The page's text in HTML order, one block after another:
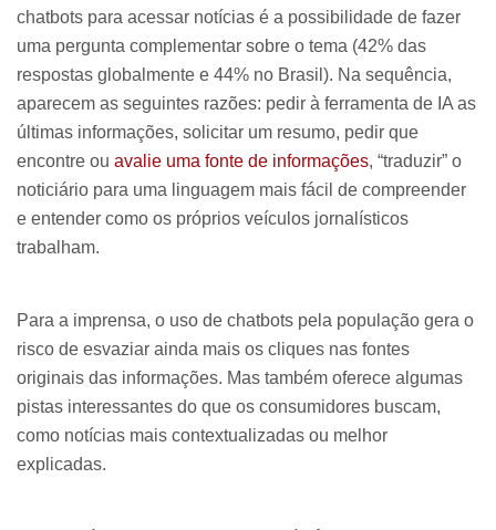
chatbots para acessar notícias é a possibilidade de fazer
uma pergunta complementar sobre o tema (42% das
respostas globalmente e 44% no Brasil). Na sequência,
aparecem as seguintes razões: pedir à ferramenta de IA as
últimas informações, solicitar um resumo, pedir que
encontre ou avalie uma fonte de informações, “traduzir” o
noticiário para uma linguagem mais fácil de compreender
e entender como os próprios veículos jornalísticos
trabalham.
Para a imprensa, o uso de chatbots pela população gera o
risco de esvaziar ainda mais os cliques nas fontes
originais das informações. Mas também oferece algumas
pistas interessantes do que os consumidores buscam,
como notícias mais contextualizadas ou melhor
explicadas.